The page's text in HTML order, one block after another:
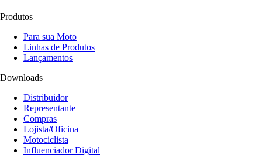
Produtos
Para sua Moto
Linhas de Produtos
Lançamentos
Downloads
Distribuidor
Representante
Compras
Lojista/Oficina
Motociclista
Influenciador Digital